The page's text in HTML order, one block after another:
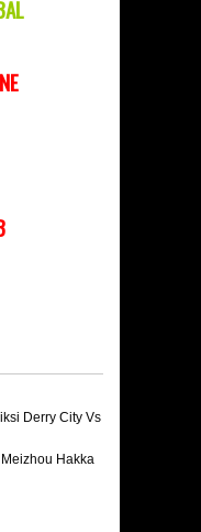
Derry City Vs
Hakka